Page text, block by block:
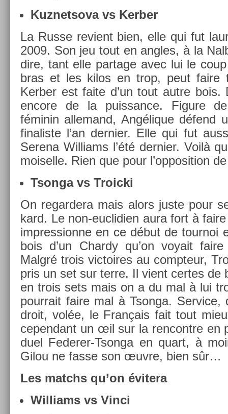
Kuz­netsova vs Kerb­er
La Russe re­vient bien, elle qui fut
2009. Son jeu tout en an­gles, à la
dire, tant elle par­tage avec lui le
bras et les kilos en trop, peut faire
Kerb­er est faite d’un tout autre bois.
en­core de la puis­sance. Figure
féminin al­lemand, Angélique défend
finaliste l’an de­rni­er. Elle qui fut
Serena Wil­liams l’été de­rni­er. Voilà
moisel­le. Rien que pour l’op­posi­tion
Tson­ga vs Troic­ki
On re­gar­dera mais alors juste pour
kard. Le non-euclidien aura fort à
im­pres­sion­ne en ce début de tour­noi
bois d’un Char­dy qu’on voyait
Malgré trois vic­toires au com­pteur,
pris un set sur terre. Il vient cer­tes de
en trois sets mais on a du mal à lui
pour­rait faire mal à Tson­ga. Ser­vice,
droit, volée, le Français fait tout
cepen­dant un œil sur la re­ncontre en
duel Federer-Tsonga en quart, à
Gilou ne fasse son œuvre, bien sûr…
Les matchs qu’on évitera
Wil­liams vs Vinci